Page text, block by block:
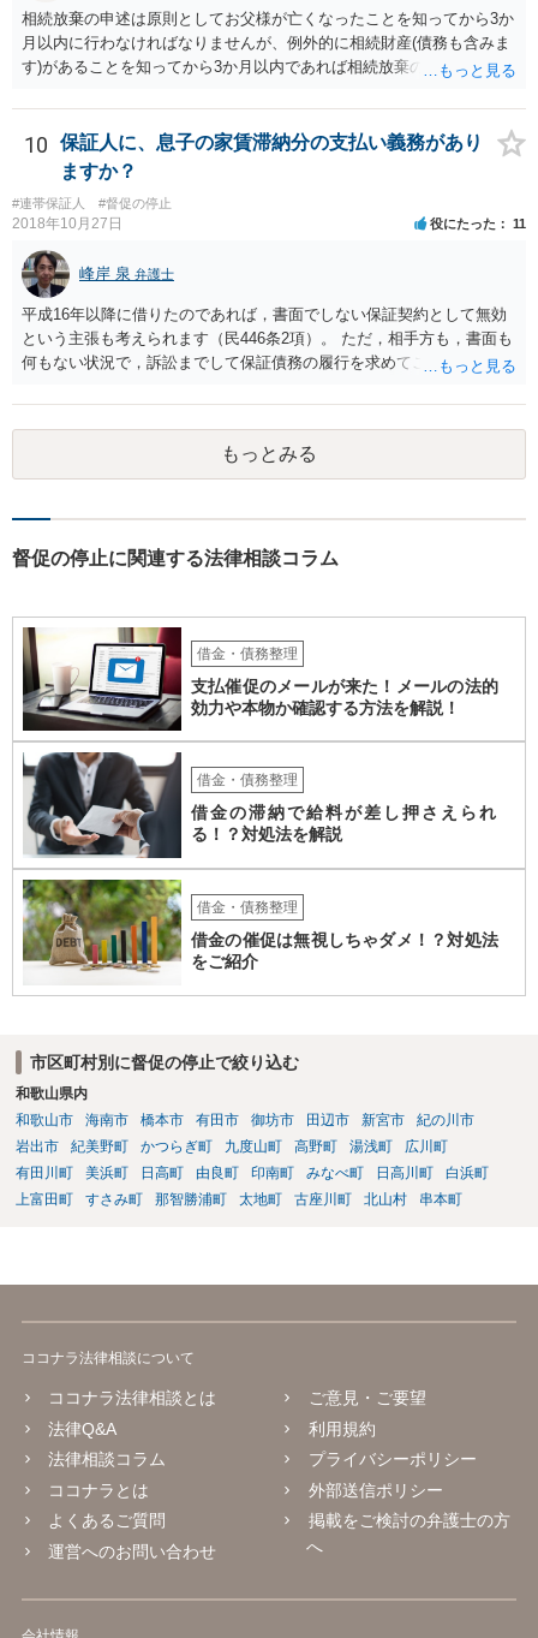
相続放棄の申述は原則としてお父様が亡くなったことを知ってから3か
月以内に行わなければなりませんが、例外的に相続財産(債務も含みま
す)があることを知ってから3か月以内であれば相続放棄の申述が認め
したら、早急に家裁に行って相続放棄の申述をしたい旨告げて必要な
書類を提出されることをおすすめいたします。 なお、お父様の債務が
他にもあるかもしれないというリスクを考えますと、相続放棄の申述
にあたっては、法テラスの無料相談等を利用して弁護士に相談するこ
とも十分考えられるかと存じます。また、ご記載いただいた事実関係
を拝見するかぎり、再婚相手のかたは既に相続放棄をされている可能
性があるかもしれません。
10
保証人に、息子の家賃滞納分の支払い義務があり
ますか？
#連帯保証人 #督促の停止
2018年10月27日 役にたった 11
峰岸 泉 弁護士
平成16年以降に借りたのであれば，書面でしない保証契約として無効
という主張も考えられます（民446条2項）。 ただ，相手方も，書面も
何もない状況で，訴訟までして保証債務の履行を求めてこないので，
契約書は必ず自署でなければならないというわけでもないので，息子
さんに代筆権限を与えたのかどうかが問題になるかも知れません。
もっとみる
督促の停止に関連する法律相談コラム
借金・債務整理
支払催促のメールが来た！メールの法的
効力や本物か確認する方法を解説！
借金・債務整理
借金の滞納で給料が差し押さえられ
る！？対処法を解説
借金・債務整理
借金の催促は無視しちゃダメ！？対処法
をご紹介
市区町村別に督促の停止で絞り込む
和歌山県内
和歌山市
海南市 橋本市 有田市 御坊市 田辺市 新宮市
紀の川市
岩出市
紀美野町 かつらぎ町 九度山町 高野町 湯浅町
広川町
有田川町
美浜町 日高町 由良町 印南町 みなべ町 日高川町
白浜町
上富田町
すさみ町 那智勝浦町 太地町 古座川町 北山村 串本町
ココナラ法律相談について
ココナラ法律相談とは
法律Q&A
法律相談コラム
ココナラとは
よくあるご質問
運営へのお問い合わせ
ご意見・ご要望
利用規約
プライバシーポリシー
外部送信ポリシー
掲載をご検討の弁護士の方
へ